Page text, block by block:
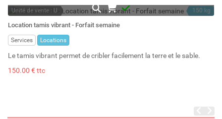
Unité de vente : U
A la demande
150 kg
Location tamis vibrant - Forfait semaine
Services Locations
Le tamis vibrant permet de cribler facilement la terre et le sable.
150.00 € ttc